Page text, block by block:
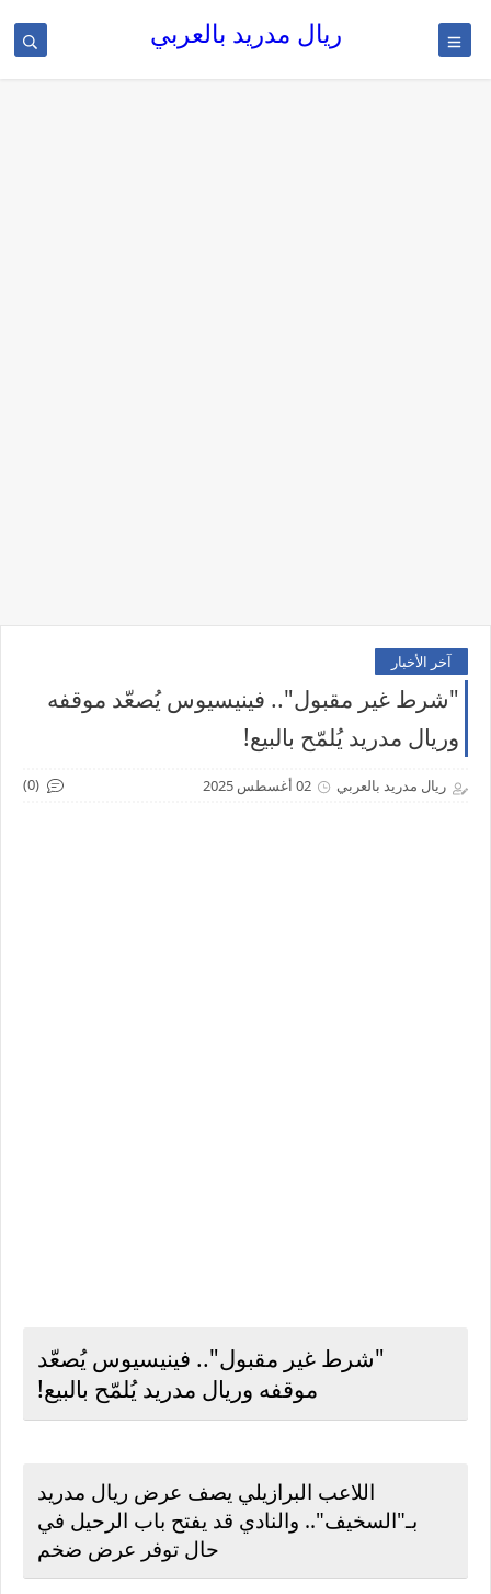
ريال مدريد بالعربي
آخر الأخبار
"شرط غير مقبول".. فينيسيوس يُصعّد موقفه
وريال مدريد يُلمّح بالبيع!
ريال مدريد بالعربي 02 أغسطس 2025 (0)
"شرط غير مقبول".. فينيسيوس يُصعّد
موقفه وريال مدريد يُلمّح بالبيع!
اللاعب البرازيلي يصف عرض ريال مدريد
بـ"السخيف".. والنادي قد يفتح باب الرحيل في
حال توفر عرض ضخم